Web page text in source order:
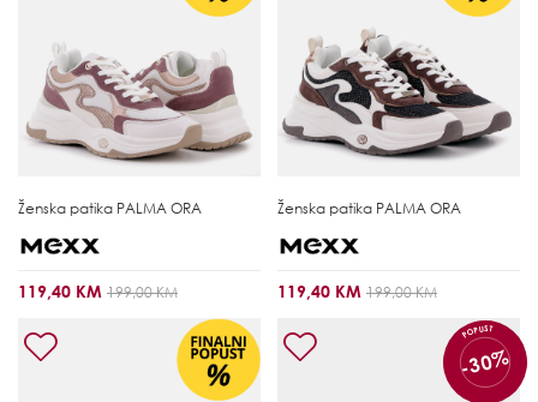
Ženska patika PALMA ORA
119,40 KM 199,00 KM
Ženska patika PALMA ORA
119,40 KM 199,00 KM
POPUST
-30%